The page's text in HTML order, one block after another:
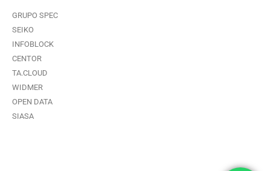
GRUPO SPEC
SEIKO
INFOBLOCK
CENTOR
TA.CLOUD
WIDMER
OPEN DATA
SIASA